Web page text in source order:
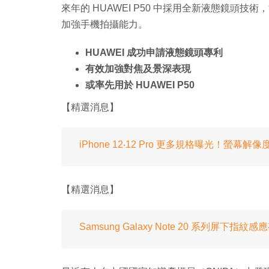
來年的 HUAWEI P50 中採用全新液態鏡頭技術
加強手機拍攝能力。
HUAWEI 成功申請液態鏡頭專利
有效加強對焦及景深表現
或率先用於 HUAWEI P50
【精選消息】
iPhone 12‧12 Pro 更多規格曝光！螢幕解像
【精選消息】
Samsung Galaxy Note 20 系列屏下指紋感